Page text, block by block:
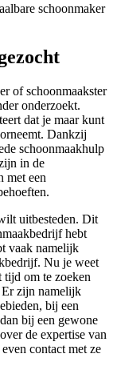
schoonmaker
of schoonmaakster
onderzoekt.
dat je maar kunt
Dankzij
schoonmaakhulp
in de
met een
uitbesteden. Dit
hebt
vaak namelijk
Nu je weet
tijd om te zoeken
Er zijn namelijk
bij een
bij een gewone
de expertise van
contact met ze